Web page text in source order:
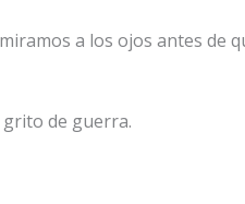
a los ojos antes de
grito de guerra.